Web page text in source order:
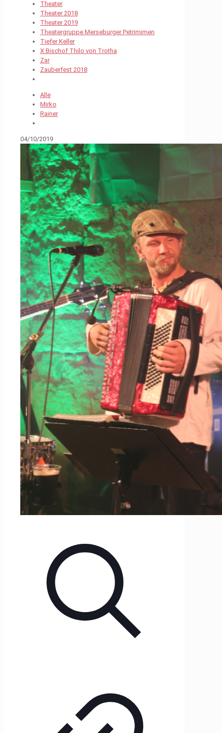
Theater
Theater 2018
Theater 2019
Theatergruppe Merseburger Petrimimen
Tiefer Keller
X Bischof Thilo von Trotha
Zar
Zauberfest 2018
Alle
Mirko
Rainer
04/10/2019